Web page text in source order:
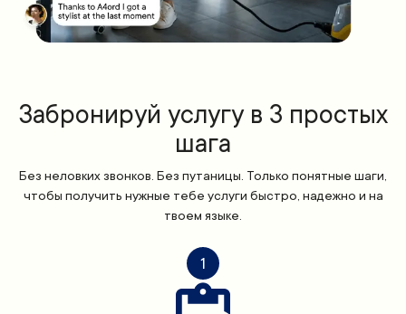
Забронируй услугу в 3 простых
шага
Без неловких звонков. Без путаницы. Только понятные шаги,
чтобы получить нужные тебе услуги быстро, надежно и на
твоем языке.
1